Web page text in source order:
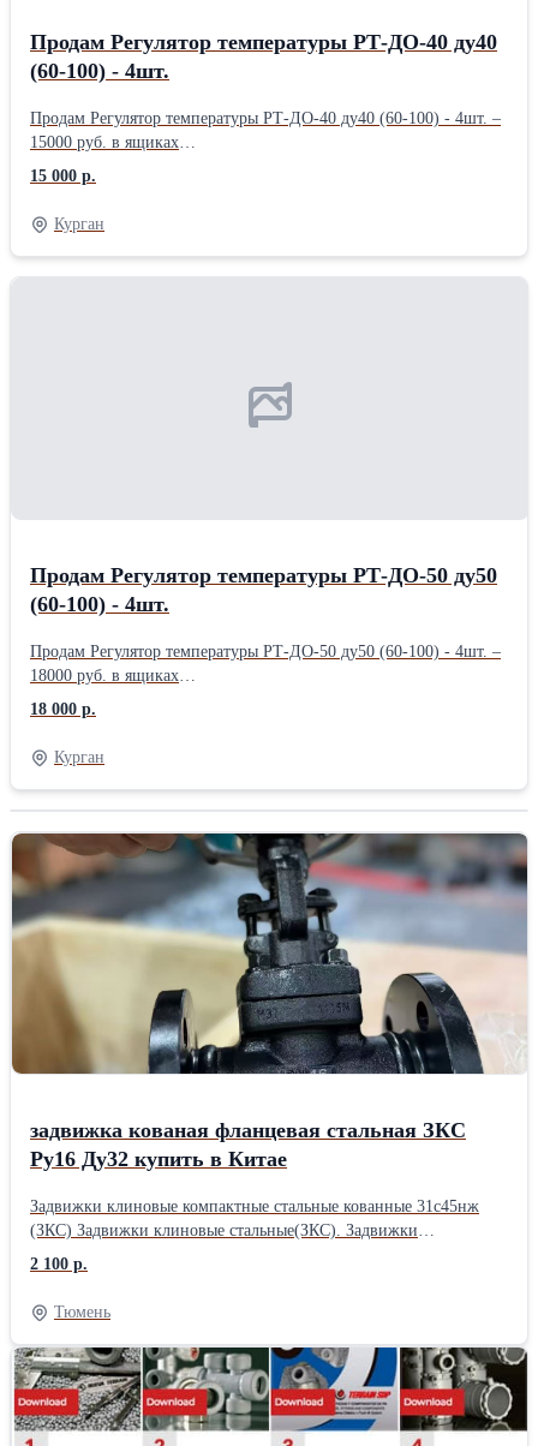
Продам Регулятор температуры РТ-ДО-40 ду40
(60-100) - 4шт.
Продам Регулятор температуры РТ-ДО-40 ду40 (60-100) - 4шт. –
15000 руб. в ящиках
15 000 р.
Курган
Продам Регулятор температуры РТ-ДО-50 ду50
(60-100) - 4шт.
Продам Регулятор температуры РТ-ДО-50 ду50 (60-100) - 4шт. –
18000 руб. в ящиках
18 000 р.
Курган
задвижка кованая фланцевая стальная ЗКС
Ру16 Ду32 купить в Китае
Задвижки клиновые компактные стальные кованные 31с45нж
(ЗКС) Задвижки клиновые стальные(ЗКС). Задвижки
предназначены для установки в качестве запорного механизма
на трубопроводах, транспортирующих жидкие и. газообразные
среды. Задвижки обеспечивают перекрытие потока среды в
любом направлении. Присоединение к трубопроводу:
фланцевое, муфтовое, под приварку встык, под приварку
внахлест. Чертеж задвижки клиновой компактной 31с45нж
(ЗКС) Крышка на болтах: Z41H(锻BB).jpg Сварная крышка:
Z41H(锻WB).jpg Материалы основных деталей № Наименование
2 100 р.
Тюмень